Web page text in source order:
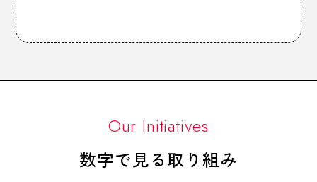
Our Initiatives
数字で見る取り組み